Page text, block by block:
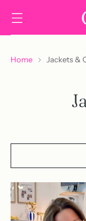
Home Jackets &